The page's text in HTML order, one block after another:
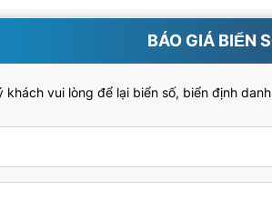
BÁO GIÁ BIỂN
khách vui lòng để lại biển số, biển định